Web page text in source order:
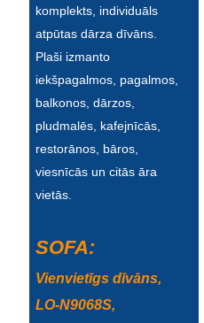
komplekts, individuāls
atpūtas dārza dīvāns.
Plaši izmanto
iekšpagalmos, pagalmos,
balkonos, dārzos,
pludmalēs, kafejnīcās,
restorānos, bāros,
viesnīcās un citās āra
vietās.
SOFA:
Vienvietīgs dīvāns,
LO-N9068S,